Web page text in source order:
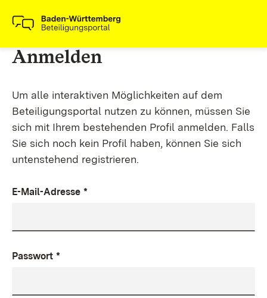
Anmelden
Um alle interaktiven Möglichkeiten auf dem
Beteiligungsportal nutzen zu können, müssen Sie
sich mit Ihrem bestehenden Profil anmelden. Falls
Sie sich noch kein Profil haben, können Sie sich
untenstehend registrieren.
E-Mail-Adresse *
Passwort *